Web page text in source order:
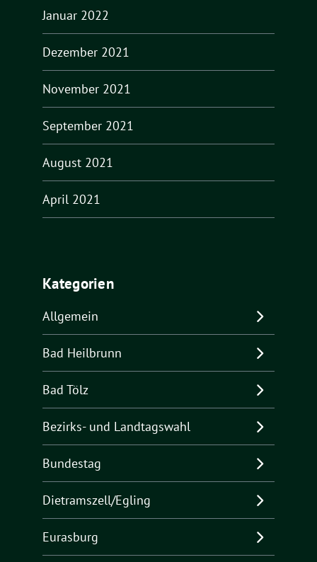
Januar 2022
Dezember 2021
November 2021
September 2021
August 2021
April 2021
Kategorien
Allgemein
Bad Heilbrunn
Bad Tölz
Bezirks- und Landtagswahl
Bundestag
Dietramszell/Egling
Eurasburg